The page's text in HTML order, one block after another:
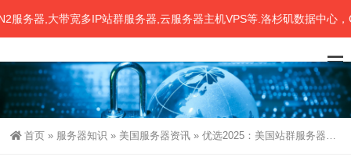
器,大带宽多IP站群服务器,云服务器主机VPS等.洛杉矶数据中心，
首页 » 服务器知识 » 美国服务器资讯 » 优选2025：美国站群服务器租赁策略升级